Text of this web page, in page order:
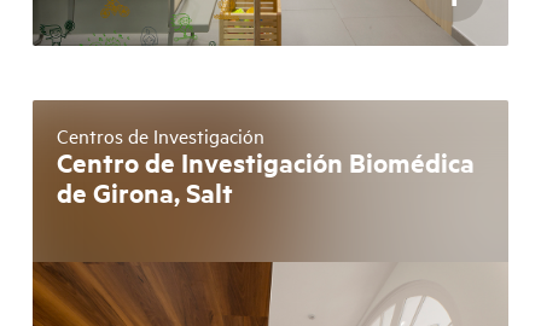
Centros de Investigación
Centro de Investigación Biomédica
de Girona, Salt